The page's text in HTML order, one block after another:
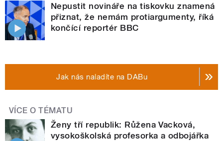
Nepustit novináře na tiskovku znamená
přiznat, že nemám protiargumenty, říká
končící reportér BBC
Jak nás naladíte na DABu
VÍCE O TÉMATU
Ženy tří republik: Růžena Vacková,
vysokoškolská profesorka a odbojářka